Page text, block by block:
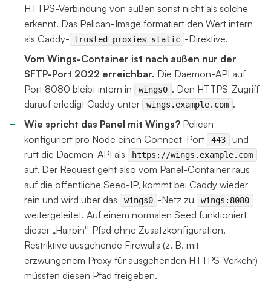
HTTPS-Verbindung von außen sonst nicht als solche
erkennt. Das Pelican-Image formatiert den Wert intern
als Caddy- trusted_proxies static -Direktive.
Vom Wings-Container ist nach außen nur der
SFTP-Port 2022 erreichbar. Die Daemon-API auf
Port 8080 bleibt intern in
wings0 . Den HTTPS-Zugriff
darauf erledigt Caddy unter
wings.example.com .
Wie spricht das Panel mit Wings? Pelican
konfiguriert pro Node einen Connect-Port
443
und
ruft die Daemon-API als
https://wings.example.com
auf. Der Request geht also vom Panel-Container raus
auf die öffentliche Seed-IP, kommt bei Caddy wieder
rein und wird über das
wings0 -Netz zu wings:8080
weitergeleitet. Auf einem normalen Seed funktioniert
dieser „Hairpin"-Pfad ohne Zusatzkonfiguration.
Restriktive ausgehende Firewalls (z. B. mit
erzwungenem Proxy für ausgehenden HTTPS-Verkehr)
müssten diesen Pfad freigeben.